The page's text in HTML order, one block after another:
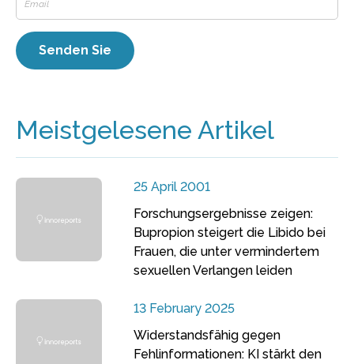
Meistgelesene Artikel
25 April 2001
Forschungsergebnisse zeigen:
Bupropion steigert die Libido bei
Frauen, die unter vermindertem
sexuellen Verlangen leiden
13 February 2025
Widerstandsfähig gegen
Fehlinformationen: KI stärkt den